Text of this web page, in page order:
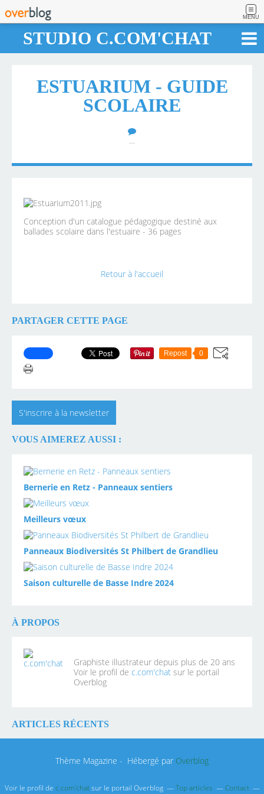
MENU
STUDIO C.COM'CHAT
ESTUARIUM - GUIDE
SCOLAIRE
…
Conception d'un catalogue pédagogique destiné aux
ballades scolaire dans l'estuaire - 36 pages
Retour à l'accueil
PARTAGER CETTE PAGE
Repost 0
S'inscrire à la newsletter
VOUS AIMEREZ AUSSI :
Bernerie en Retz - Panneaux sentiers
Meilleurs vœux
Panneaux Biodiversités St Philbert de Grandlieu
Saison culturelle de Basse Indre 2024
À PROPOS
Graphiste illustrateur depuis plus de 20 ans
Voir le profil de c.com'chat sur le portail
Overblog
ARTICLES RÉCENTS
Thème Magazine - Hébergé par Overblog
Voir le profil de c.com'chatsur le portail Overblog Top articles
Contact